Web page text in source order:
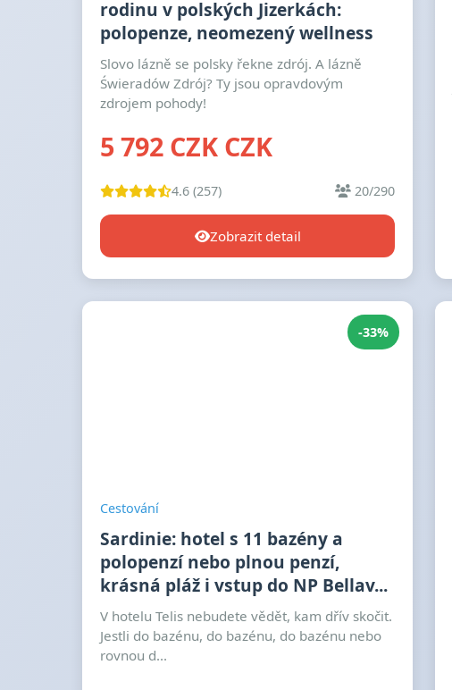
rodinu v polských Jizerkách:
polopenze, neomezený wellness
Slovo lázně se polsky řekne zdrój. A lázně
Świeradów Zdrój? Ty jsou opravdovým
zdrojem pohody!
5 792 CZK CZK
4.6 (257) 20/290
Zobrazit detail
-33%
Cestování
Sardinie: hotel s 11 bazény a
polopenzí nebo plnou penzí,
krásná pláž i vstup do NP Bellav...
V hotelu Telis nebudete vědět, kam dřív skočit.
Jestli do bazénu, do bazénu, do bazénu nebo
rovnou d...